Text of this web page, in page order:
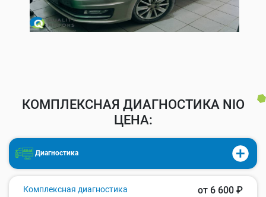
КОМПЛЕКСНАЯ ДИАГНОСТИКА NIO
ЦЕНА:
Диагностика
Комплексная диагностика от 6 600 ₽